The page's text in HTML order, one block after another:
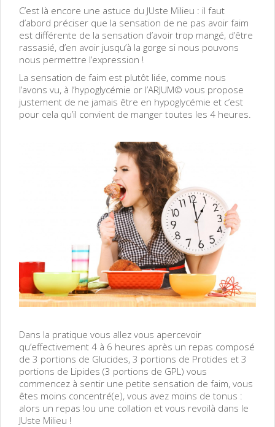
C’est là encore une astuce du JUste Milieu : il faut
d’abord préciser que la sensation de ne pas avoir faim
est différente de la sensation d’avoir trop mangé, d’être
rassasié, d’en avoir jusqu’à la gorge si nous pouvons
nous permettre l’expression !
La sensation de faim est plutôt liée, comme nous
l’avons vu, à l’hypoglycémie or l’ARJUM© vous propose
justement de ne jamais être en hypoglycémie et c’est
pour cela qu’il convient de manger toutes les 4 heures.
Dans la pratique vous allez vous apercevoir
qu’effectivement 4 à 6 heures après un repas composé
de 3 portions de Glucides, 3 portions de Protides et 3
portions de Lipides (3 portions de GPL) vous
commencez à sentir une petite sensation de faim, vous
êtes moins concentré(e), vous avez moins de tonus :
alors un repas !ou une collation et vous revoilà dans le
JUste Milieu !